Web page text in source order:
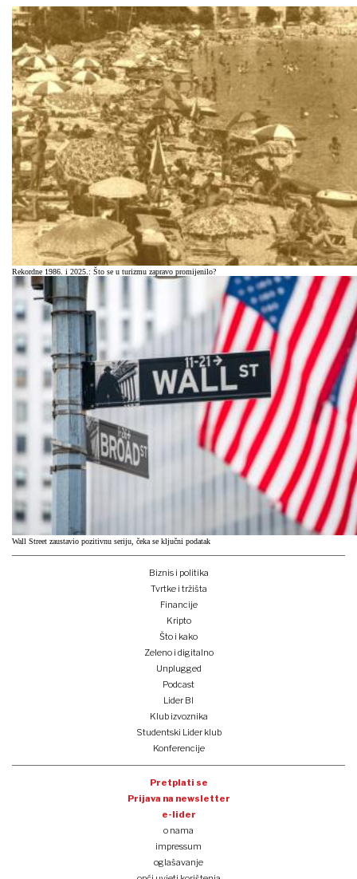
Rekordne 1986. i 2025.: Što se u turizmu zapravo promijenilo?
Wall Street zaustavio pozitivnu seriju, čeka se ključni podatak
Biznis i politika
Tvrtke i tržišta
Financije
Kripto
Što i kako
Zeleno i digitalno
Unplugged
Podcast
Lider BI
Klub izvoznika
Studentski Lider klub
Konferencije
Pretplati se
Prijava na newsletter
e-lider
o nama
impressum
oglašavanje